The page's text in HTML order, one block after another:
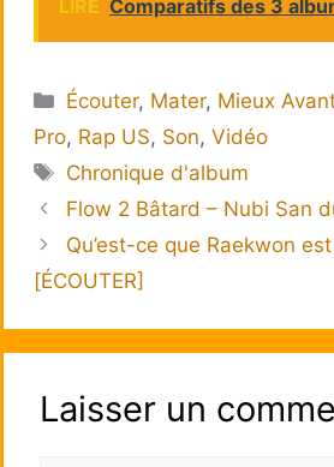
LIRE Comparatifs des 3
Catégories
Écouter, Mater, Mieux
Pro, Rap US, Son, Vidéo
Étiquettes
Chronique d'album
Flow 2 Bâtard – Nubi San
Qu’est-ce que Raekwon
[ÉCOUTER]
Laisser un